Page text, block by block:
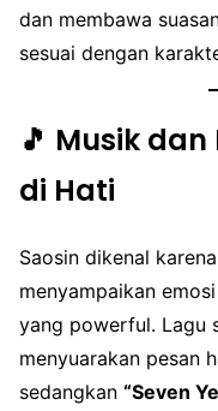
dan membawa
sesuai dengan
🎵 Musik
di Hati
Saosin dikenal
menyampaikan
yang powerful. Lagu
menyuarakan pesan
sedangkan “Seven